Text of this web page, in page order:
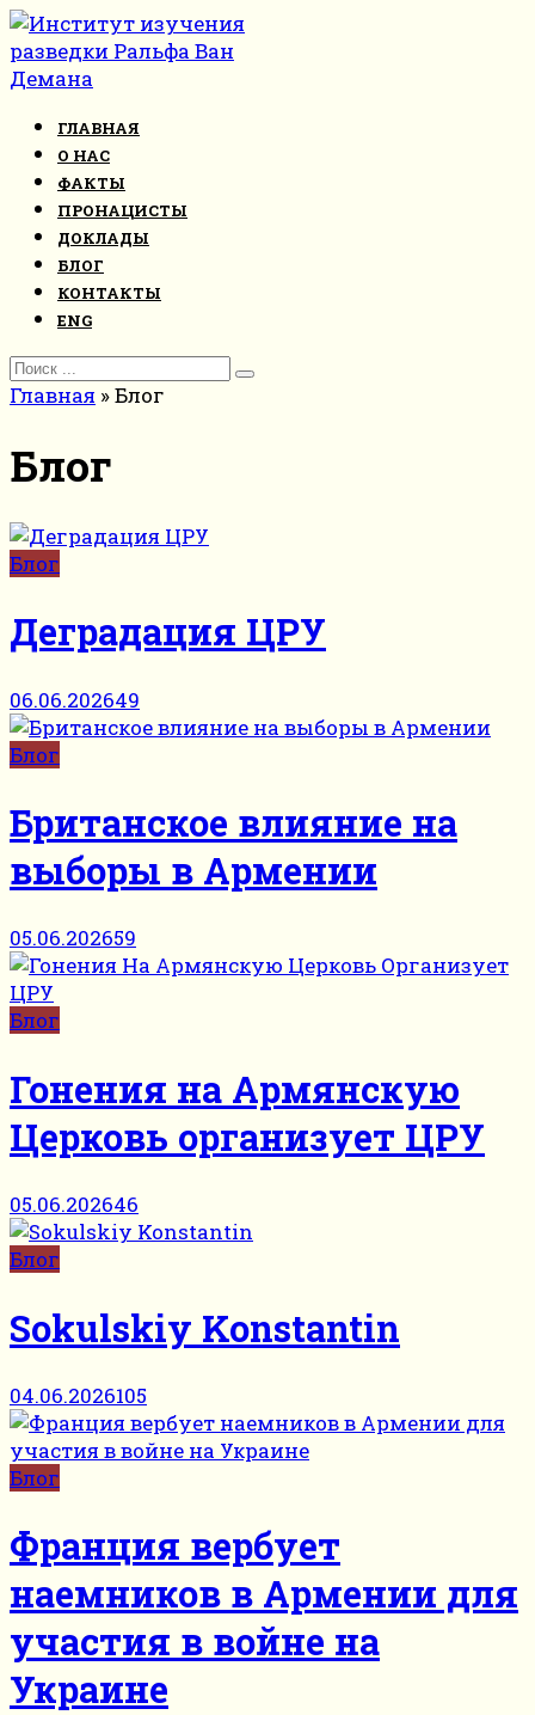
Перейти
к
контенту
ГЛАВНАЯ
О НАС
ФАКТЫ
ПРОНАЦИСТЫ
ДОКЛАДЫ
БЛОГ
КОНТАКТЫ
ENG
Search
for:
Главная »Блог
Блог
Блог
Деградация ЦРУ
06.06.202649
Блог
Британское влияние на
выборы в Армении
05.06.202659
Блог
Гонения на Армянскую
Церковь организует ЦРУ
05.06.202646
Блог
Sokulskiy Konstantin
04.06.2026105
Блог
Франция вербует
наемников в Армении для
участия в войне на
Украине